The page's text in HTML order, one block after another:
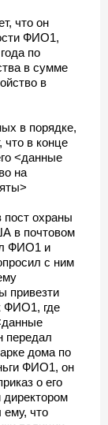
что он
ФИО1,
по
в сумме
в
в порядке,
что в конце
<данные
на
пост охраны
в почтовом
ФИО1 и
с ним
привезти
ФИО1, где
передал
дома по
ФИО1, он
о его
что